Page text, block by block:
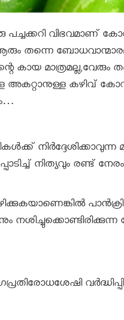
പച്ചക്കറി വിഭവമാണ്
തന്നെ
മാത്രമല്ല,വേരും
കഴിവ്
നിത്യവും രണ്ട്